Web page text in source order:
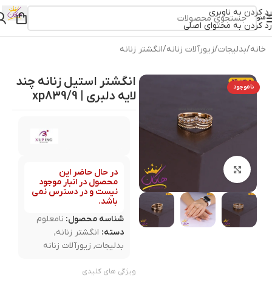
رد کردن به ناوبری
رد کردن به محتوای اصلی
منو
خانه/بدلیجات/زیورآلات زنانه/انگشتر زنانه
ناموجود
بزرگنمایی تصویر
انگشتر استیل زنانه چند
لایه دلبری | xp839/9
در حال حاضر این
محصول در انبار موجود
نیست و در دسترس نمی
باشد.
شناسه محصول: نامعلوم
دسته: انگشتر زنانه,
بدلیجات, زیورآلات زنانه
ویژگی های کلیدی